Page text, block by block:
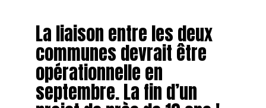
La liaison entre les deux
communes devrait être
opérationnelle en
septembre. La fin d’un